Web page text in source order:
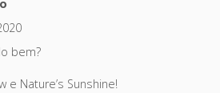
bem?
e Nature’s Sunshine!